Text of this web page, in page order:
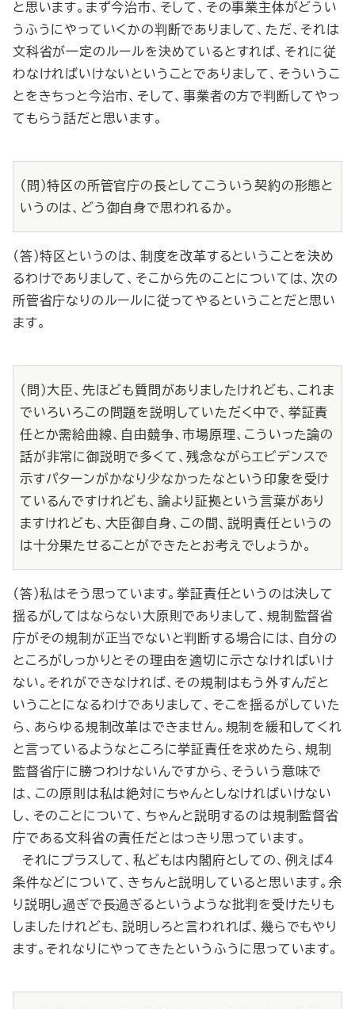
と思います。まず今治市、そして、その事業主体がどうい
うふうにやっていくかの判断でありまして、ただ、それは
文科省が一定のルールを決めているとすれば、それに従
わなければいけないということでありまして、そういうこ
とをきちっと今治市、そして、事業者の方で判断してやっ
てもらう話だと思います。
（問）特区の所管官庁の長としてこういう契約の形態と
いうのは、どう御自身で思われるか。
（答）特区というのは、制度を改革するということを決め
るわけでありまして、そこから先のことについては、次の
所管省庁なりのルールに従ってやるということだと思い
ます。
（問）大臣、先ほども質問がありましたけれども、これま
でいろいろこの問題を説明していただく中で、挙証責
任とか需給曲線、自由競争、市場原理、こういった論の
話が非常に御説明で多くて、残念ながらエビデンスで
示すパターンがかなり少なかったなという印象を受け
ているんですけれども、論より証拠という言葉があり
ますけれども、大臣御自身、この間、説明責任というの
は十分果たせることができたとお考えでしょうか。
（答）私はそう思っています。挙証責任というのは決して
揺るがしてはならない大原則でありまして、規制監督省
庁がその規制が正当でないと判断する場合には、自分の
ところがしっかりとその理由を適切に示さなければいけ
ない。それができなければ、その規制はもう外すんだと
いうことになるわけでありまして、そこを揺るがしていた
ら、あらゆる規制改革はできません。規制を緩和してくれ
と言っているようなところに挙証責任を求めたら、規制
監督省庁に勝つわけないんですから、そういう意味で
は、この原則は私は絶対にちゃんとしなければいけない
し、そのことについて、ちゃんと説明するのは規制監督省
庁である文科省の責任だとはっきり思っています。
それにプラスして、私どもは内閣府としての、例えば４
条件などについて、きちんと説明していると思います。余
り説明し過ぎで長過ぎるというような批判を受けたりも
しましたけれども、説明しろと言われれば、幾らでもやり
ます。それなりにやってきたというふうに思っています。